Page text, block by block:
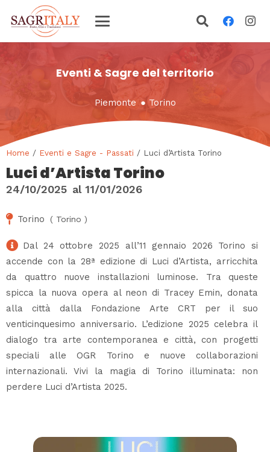
Eventi & Sagre del territorio
Piemonte ● Torino
Home / Eventi e Sagre - Passati / Luci d’Artista Torino
Luci d’Artista Torino
24/10/2025 al 11/01/2026
Torino ( Torino )
Dal 24 ottobre 2025 all’11 gennaio 2026 Torino si
accende con la 28ª edizione di Luci d’Artista, arricchita
da quattro nuove installazioni luminose. Tra queste
spicca la nuova opera al neon di Tracey Emin, donata
alla città dalla Fondazione Arte CRT per il suo
venticinquesimo anniversario. L’edizione 2025 celebra il
dialogo tra arte contemporanea e città, con progetti
speciali alle OGR Torino e nuove collaborazioni
internazionali. Vivi la magia di Torino illuminata: non
perdere Luci d’Artista 2025.